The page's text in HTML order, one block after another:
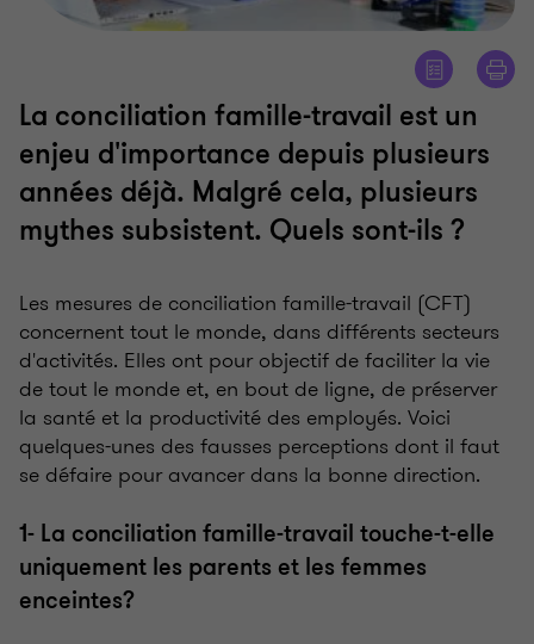
La conciliation famille-travail est un
enjeu d'importance depuis plusieurs
années déjà. Malgré cela, plusieurs
mythes subsistent. Quels sont-ils ?
Les mesures de conciliation famille-travail (CFT)
concernent tout le monde, dans différents secteurs
d'activités. Elles ont pour objectif de faciliter la vie
de tout le monde et, en bout de ligne, de préserver
la santé et la productivité des employés. Voici
quelques-unes des fausses perceptions dont il faut
se défaire pour avancer dans la bonne direction.
1- La conciliation famille-travail touche-t-elle
uniquement les parents et les femmes
enceintes?